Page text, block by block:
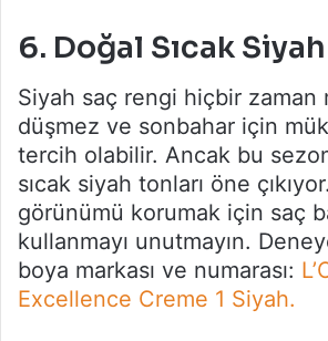
6. Doğal Sıcak Siyah
Siyah saç rengi hiçbir zaman
düşmez ve sonbahar için
tercih olabilir. Ancak bu
sıcak siyah tonları öne
görünümü korumak için saç
kullanmayı unutmayın.
boya markası ve numarası:
Excellence Creme 1 Siyah.